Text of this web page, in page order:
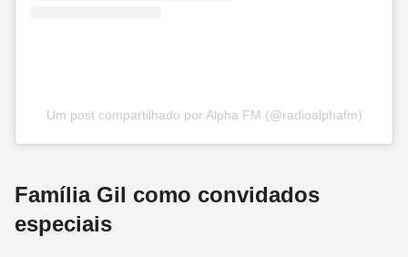
Um post compartilhado por Alpha FM (@radioalphafm)
Família Gil como convidados
especiais